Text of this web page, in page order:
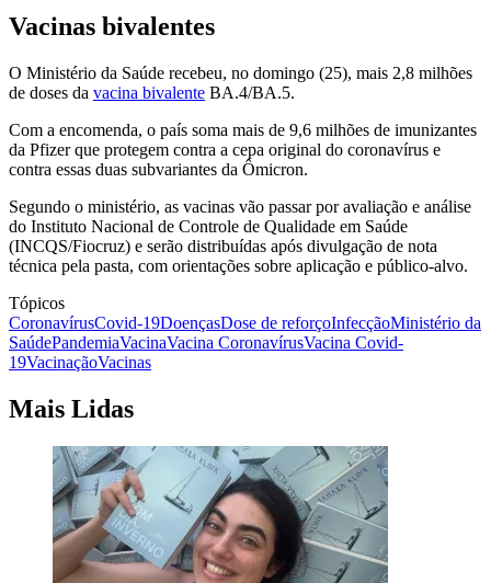
Vacinas bivalentes
O Ministério da Saúde recebeu, no domingo (25), mais 2,8 milhões
de doses da vacina bivalente BA.4/BA.5.
Com a encomenda, o país soma mais de 9,6 milhões de imunizantes
da Pfizer que protegem contra a cepa original do coronavírus e
contra essas duas subvariantes da Ômicron.
Segundo o ministério, as vacinas vão passar por avaliação e análise
do Instituto Nacional de Controle de Qualidade em Saúde
(INCQS/Fiocruz) e serão distribuídas após divulgação de nota
técnica pela pasta, com orientações sobre aplicação e público-alvo.
Tópicos
CoronavírusCovid-19DoençasDose de reforçoInfecçãoMinistério da
SaúdePandemiaVacinaVacina CoronavírusVacina Covid-
19VacinaçãoVacinas
Mais Lidas